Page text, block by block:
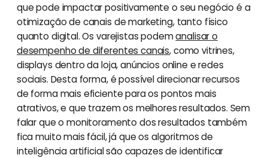
que pode impactar positivamente o seu negócio é a
otimização de canais de marketing, tanto físico
quanto digital. Os varejistas podemanalisar o
desempenho de diferentes canais, como vitrines,
displays dentro da loja, anúncios online e redes
sociais. Desta forma, é possível direcionar recursos
de forma mais eficiente para os pontos mais
atrativos, e que trazem os melhores resultados. Sem
falar que o monitoramento dos resultados também
fica muito mais fácil, já que os algoritmos de
inteligência artificial são capazes de identificar